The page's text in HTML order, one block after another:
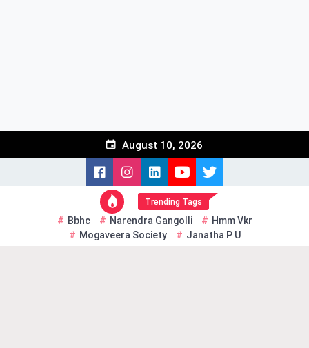
August 10, 2026
Trending Tags
Bbhc Narendra Gangolli
Hmm Vkr
Mogaveera Society
Janatha P U